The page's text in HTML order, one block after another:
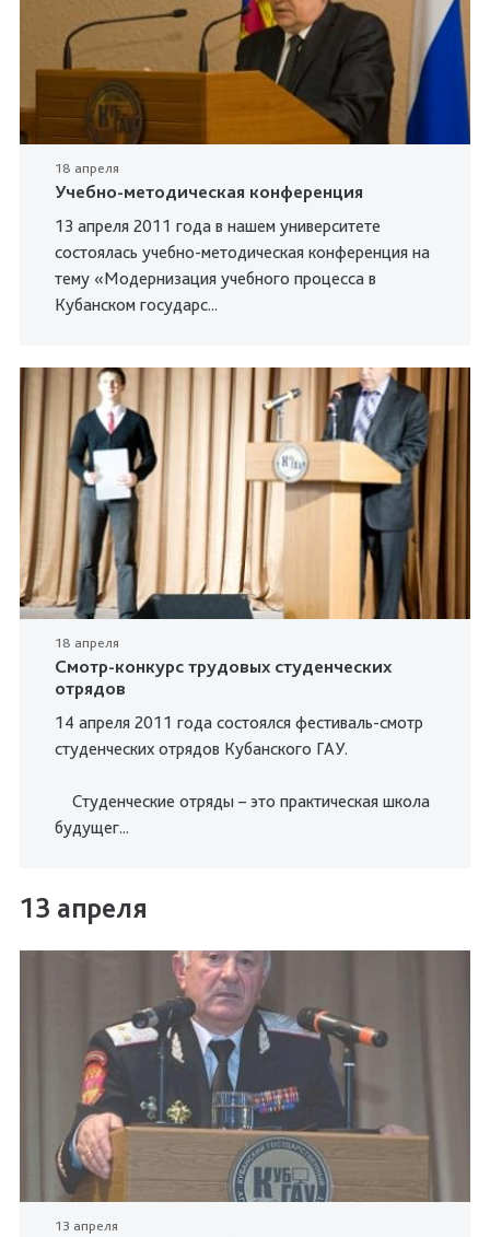
18 апреля
Учебно-методическая конференция
13 апреля 2011 года в нашем университете
состоялась учебно-методическая конференция на
тему «Модернизация учебного процесса в
Кубанском государс...
18 апреля
Смотр-конкурс трудовых студенческих
отрядов
14 апреля 2011 года состоялся фестиваль-смотр
студенческих отрядов Кубанского ГАУ.
Студенческие отряды – это практическая школа
будущег...
13 апреля
13 апреля